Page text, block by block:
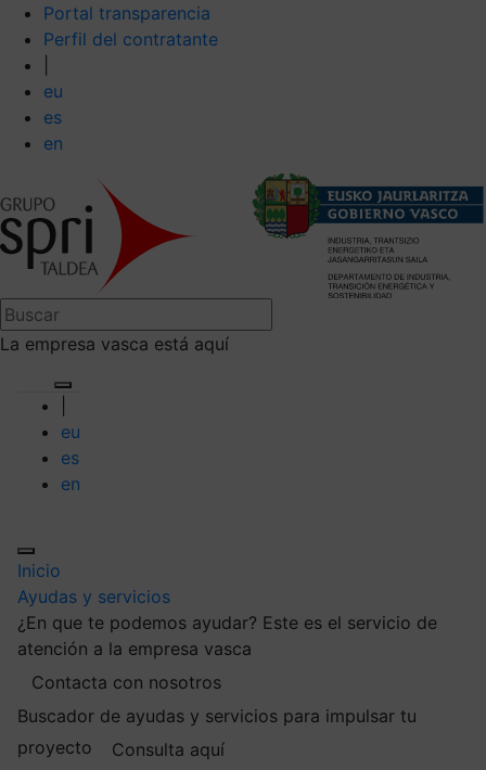
Portal transparencia
Perfil del contratante
eu
es
en
La empresa vasca está aquí
eu
es
en
Inicio
Ayudas y servicios
¿En que te podemos ayudar? Este es el servicio de
atención a la empresa vasca
Contacta con nosotros
Buscador de ayudas y servicios para impulsar tu
proyecto
Consulta aquí